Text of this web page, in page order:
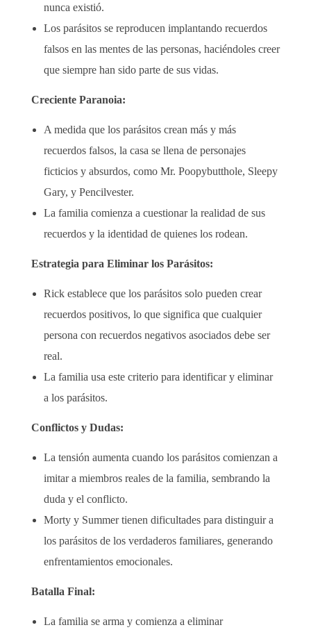
nunca existió.
Los parásitos se reproducen implantando recuerdos
falsos en las mentes de las personas, haciéndoles creer
que siempre han sido parte de sus vidas.
Creciente Paranoia:
A medida que los parásitos crean más y más
recuerdos falsos, la casa se llena de personajes
ficticios y absurdos, como Mr. Poopybutthole, Sleepy
Gary, y Pencilvester.
La familia comienza a cuestionar la realidad de sus
recuerdos y la identidad de quienes los rodean.
Estrategia para Eliminar los Parásitos:
Rick establece que los parásitos solo pueden crear
recuerdos positivos, lo que significa que cualquier
persona con recuerdos negativos asociados debe ser
real.
La familia usa este criterio para identificar y eliminar
a los parásitos.
Conflictos y Dudas:
La tensión aumenta cuando los parásitos comienzan a
imitar a miembros reales de la familia, sembrando la
duda y el conflicto.
Morty y Summer tienen dificultades para distinguir a
los parásitos de los verdaderos familiares, generando
enfrentamientos emocionales.
Batalla Final:
La familia se arma y comienza a eliminar